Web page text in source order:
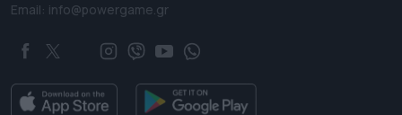
Email: info@powergame.gr